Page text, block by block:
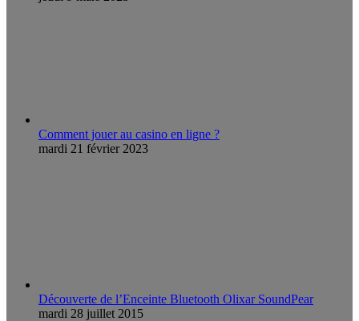
Comment jouer au casino en ligne ?
mardi 21 février 2023
Découverte de l’Enceinte Bluetooth Olixar SoundPear
mardi 28 juillet 2015